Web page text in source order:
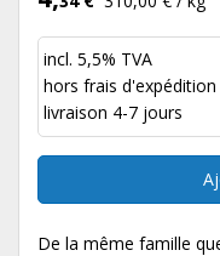
incl. 5,5% TVA
hors frais d'expédition
livraison 4-7 jours
De la même famille